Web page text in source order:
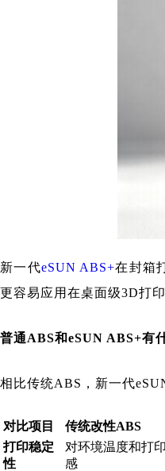
新一代eSUN ABS+在封箱
更容易应用在桌面级3D打印
普通ABS和eSUN ABS+有
相比传统ABS，新一代
对比项目 传统改性ABS
打印稳定
性
对环境温度和打
感